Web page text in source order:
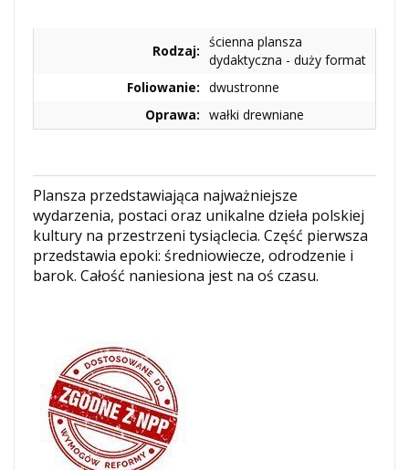
Rodzaj:
ścienna plansza
dydaktyczna - duży format
Foliowanie: dwustronne
Oprawa: wałki drewniane
Plansza przedstawiająca najważniejsze
wydarzenia, postaci oraz unikalne dzieła polskiej
kultury na przestrzeni tysiąclecia. Część pierwsza
przedstawia epoki: średniowiecze, odrodzenie i
barok. Całość naniesiona jest na oś czasu.